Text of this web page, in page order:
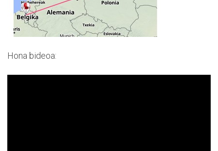
Hona bideoa: